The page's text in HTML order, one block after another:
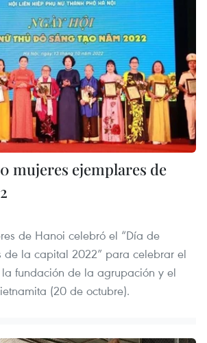
mujeres ejemplares de
de Hanoi celebró el “Día de
de la capital 2022” para celebrar el
fundación de la agrupación y el
(20 de octubre).